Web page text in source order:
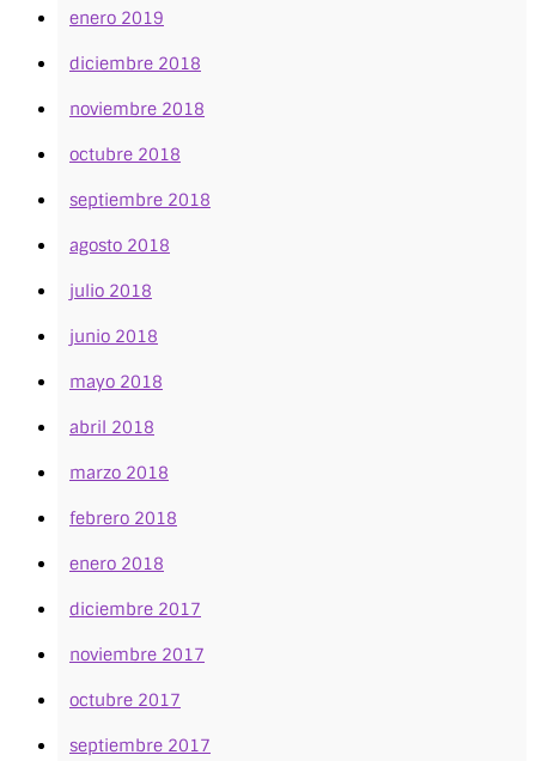
enero 2019
diciembre 2018
noviembre 2018
octubre 2018
septiembre 2018
agosto 2018
julio 2018
junio 2018
mayo 2018
abril 2018
marzo 2018
febrero 2018
enero 2018
diciembre 2017
noviembre 2017
octubre 2017
septiembre 2017